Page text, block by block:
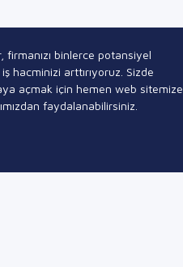
firmanızı binlerce potansiyel
hacminizi arttırıyoruz. Sizde
açmak için hemen web sitemize
faydalanabilirsiniz.